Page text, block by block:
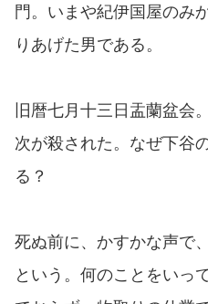
門。いまや紀伊国屋のみ
りあげた男である。
旧暦七月十三日盂蘭盆会
次が殺された。なぜ下谷
る？
死ぬ前に、かすかな声で
という。何のことをいっ